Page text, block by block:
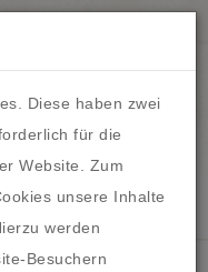
Diese haben zwei
für die
Website. Zum
unsere Inhalte
werden
Besuchern